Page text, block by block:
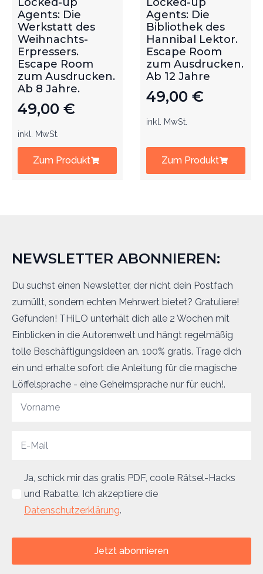
Agents: Die
Werkstatt des
Weihnachts-
Erpressers.
Escape Room
zum Ausdrucken.
Ab 8 Jahre.
49,00 €
inkl. MwSt.
Zum Produkt
Agents: Die
Bibliothek des
Hannibal Lektor.
Escape Room
zum Ausdrucken.
Ab 12 Jahre
49,00 €
inkl. MwSt.
Zum Produkt
NEWSLETTER ABONNIEREN:
Du suchst einen Newsletter, der nicht dein Postfach
zumüllt, sondern echten Mehrwert bietet? Gratuliere!
Gefunden! THiLO unterhält dich alle 2 Wochen mit
Einblicken in die Autorenwelt und hängt regelmäßig
tolle Beschäftigungsideen an. 100% gratis. Trage dich
ein und erhalte sofort die Anleitung für die magische
Löffelsprache - eine Geheimsprache nur für euch!.
Ja, schick mir das gratis PDF, coole Rätsel-Hacks
und Rabatte. Ich akzeptiere die
Datenschutzerklärung.
Jetzt abonnieren